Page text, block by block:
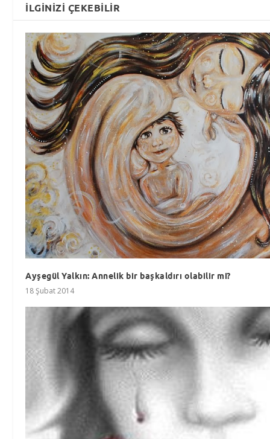
İLGINIZI ÇEKEBILIR
Ayşegül Yalkın: Annelik bir başkaldırı olabilir mi?
18 Şubat 2014